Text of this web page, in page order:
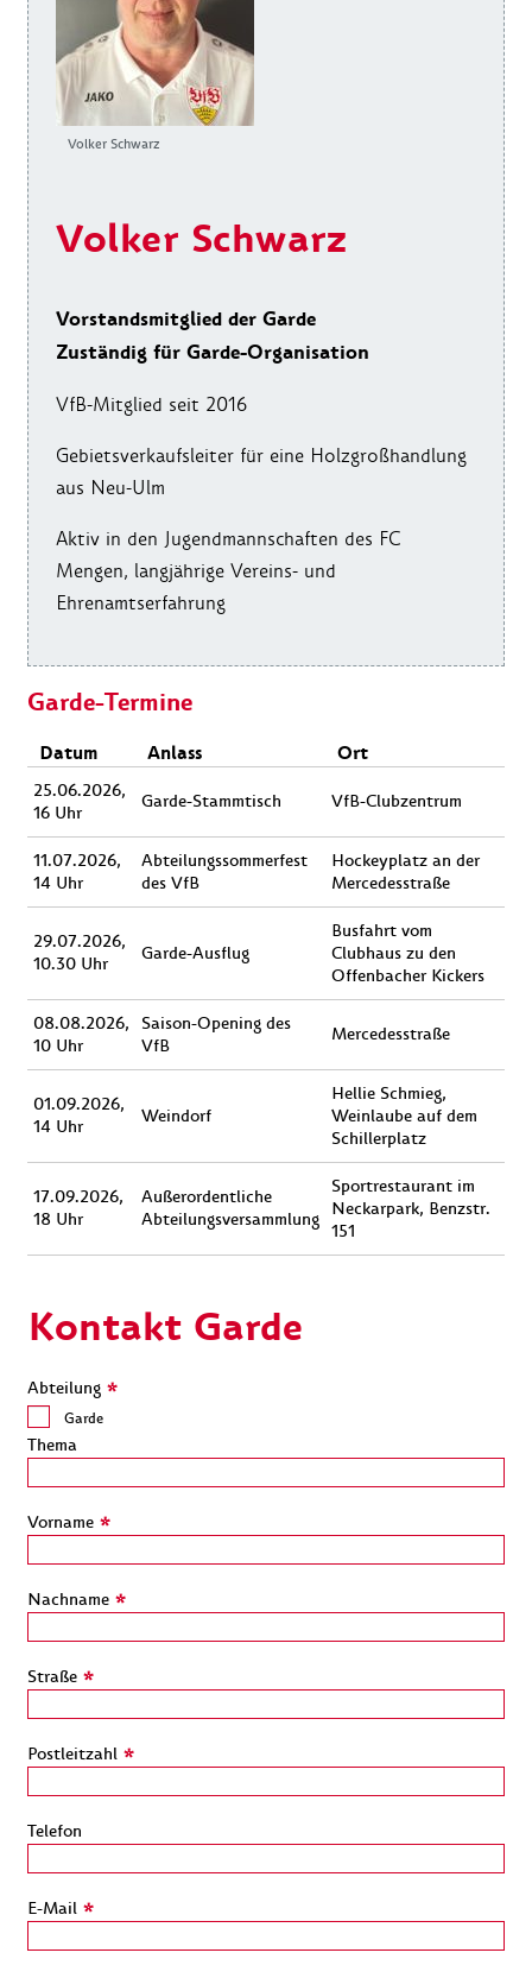
Volker Schwarz
Volker Schwarz
Vorstandsmitglied der Garde
Zuständig für Garde-Organisation
VfB-Mitglied seit 2016
Gebietsverkaufsleiter für eine Holzgroßhandlung
aus Neu-Ulm
Aktiv in den Jugendmannschaften des FC
Mengen, langjährige Vereins- und
Ehrenamtserfahrung
Garde-Termine
Datum Anlass Ort
25.06.2026,
16 Uhr
Garde-Stammtisch VfB-Clubzentrum
11.07.2026,
14 Uhr
Abteilungssommerfest
des VfB
Hockeyplatz an der
Mercedesstraße
29.07.2026,
10.30 Uhr
Garde-Ausflug
Busfahrt vom
Clubhaus zu den
Offenbacher Kickers
08.08.2026,
10 Uhr
Saison-Opening des
VfB
Mercedesstraße
01.09.2026,
14 Uhr
Weindorf
Hellie Schmieg,
Weinlaube auf dem
Schillerplatz
17.09.2026,
18 Uhr
Außerordentliche
Abteilungsversammlung
Sportrestaurant im
Neckarpark, Benzstr.
151
Kontakt Garde
Abteilung *
Garde
Thema
Vorname *
Nachname *
Straße *
Postleitzahl *
Telefon
E-Mail *